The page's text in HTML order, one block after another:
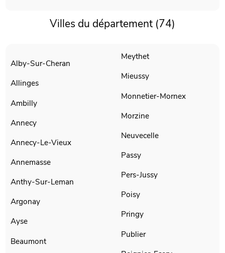
Villes du département (74)
Alby-Sur-Cheran
Allinges
Ambilly
Annecy
Annecy-Le-Vieux
Annemasse
Anthy-Sur-Leman
Argonay
Ayse
Beaumont
Meythet
Mieussy
Monnetier-Mornex
Morzine
Neuvecelle
Passy
Pers-Jussy
Poisy
Pringy
Publier